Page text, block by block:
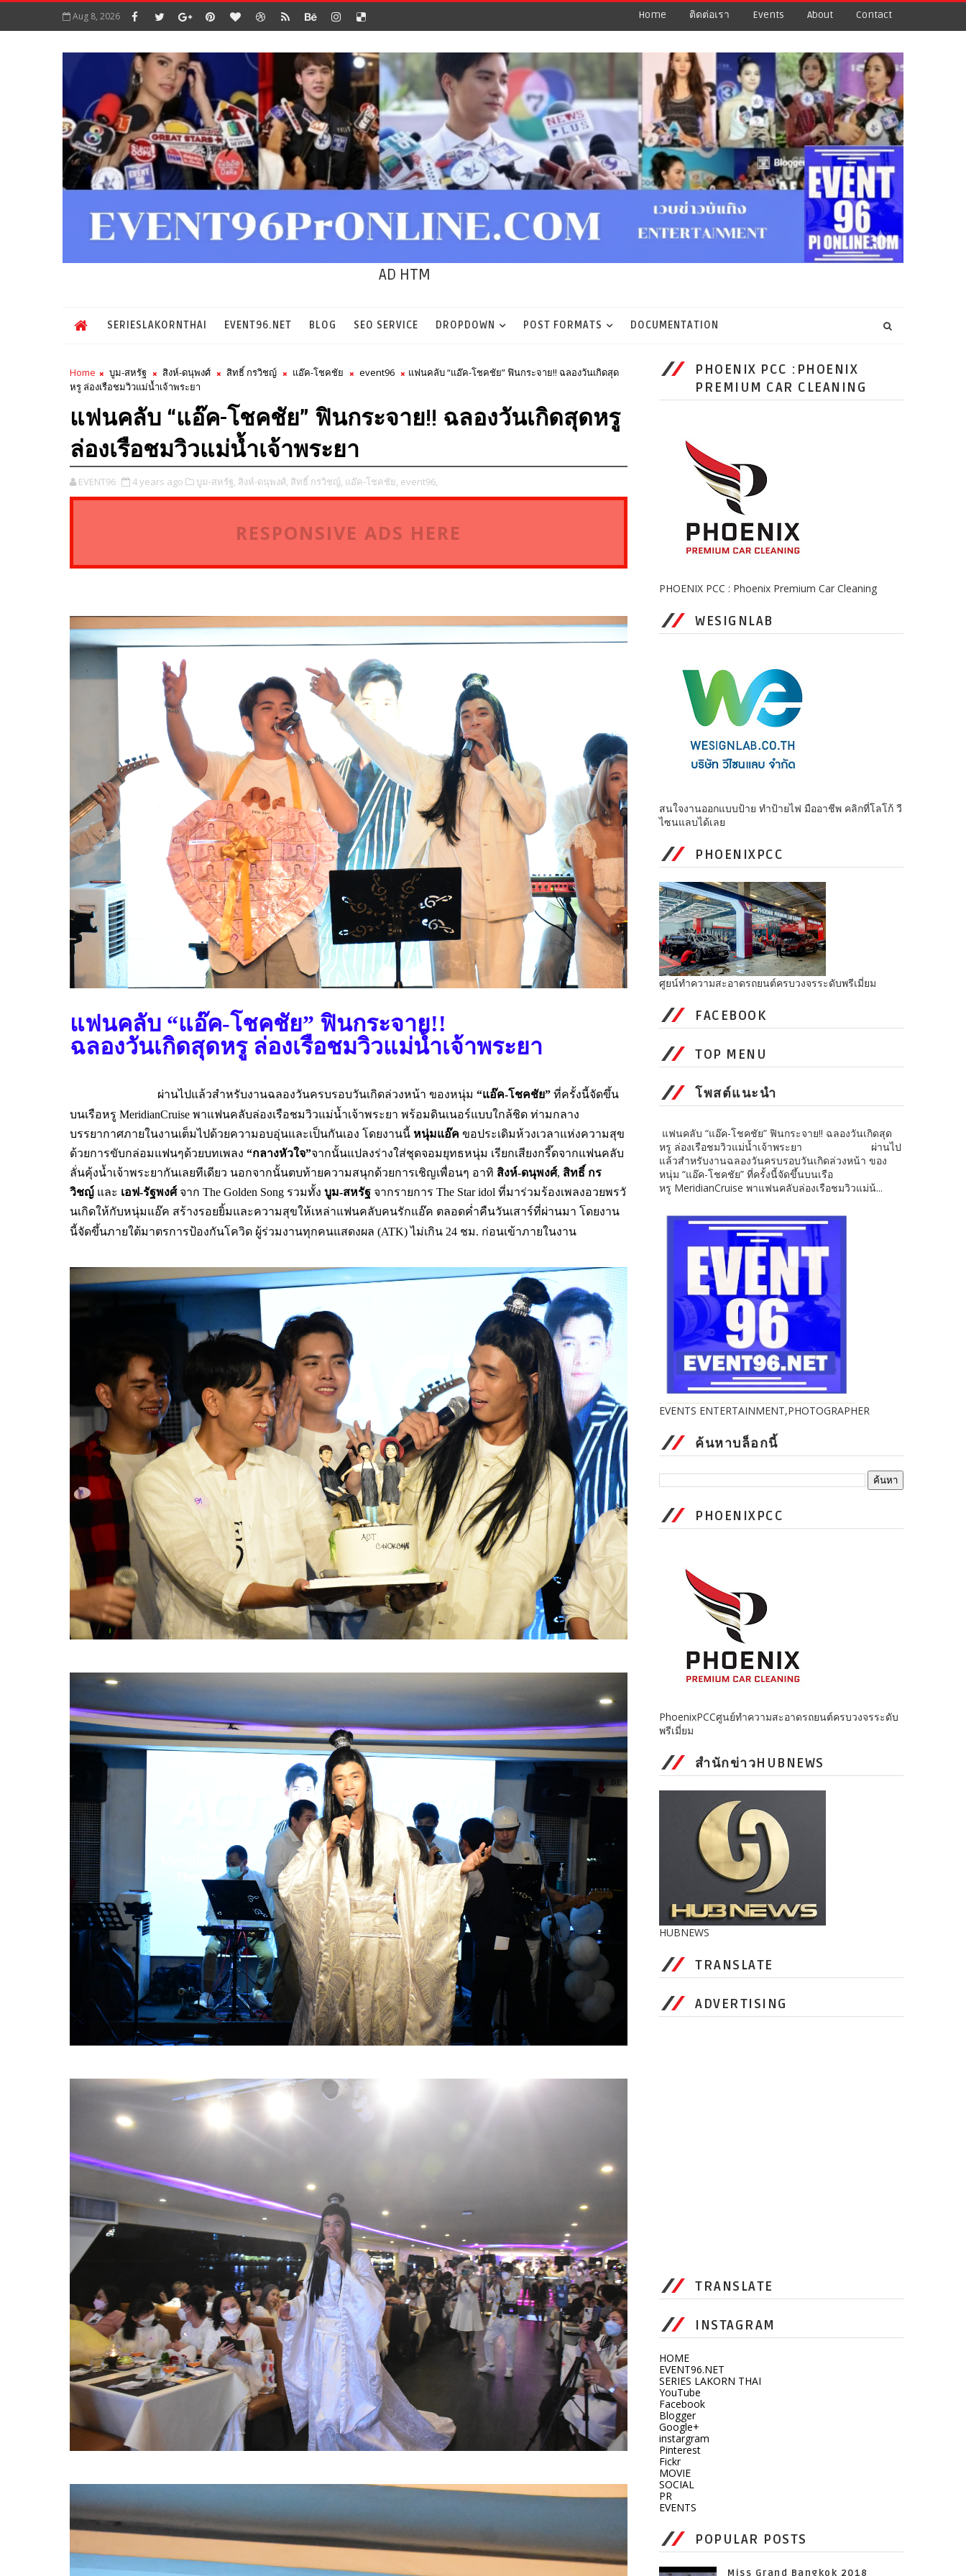
Aug 8, 2026 Home ติดต่อเรา Events About Contact
AD HTM
SERIESLAKORNTHAI EVENT96.NET BLOG SEO SERVICE DROPDOWN POST FORMATS DOCUMENTATION
Home บูม-สหรัฐ สิงห์-ดนุพงศ์ สิทธิ์ กรวิชญ์ แอ๊ค-โชคชัย event96
แฟนคลับ “แอ๊ค-โชคชัย” ฟินกระจาย!! ฉลองวันเกิดสุด
หรู ล่องเรือชมวิวแม่น้ำเจ้าพระยา
แฟนคลับ “แอ๊ค-โชคชัย” ฟินกระจาย!! ฉลองวันเกิดสุดหรู
ล่องเรือชมวิวแม่น้ำเจ้าพระยา
EVENT96 4 years ago บูม-สหรัฐ, สิงห์-ดนุพงศ์, สิทธิ์ กรวิชญ์, แอ๊ค-โชคชัย, event96,
RESPONSIVE ADS HERE
แฟนคลับ “แอ๊ค-โชคชัย” ฟินกระจาย!!
ฉลองวันเกิดสุดหรู ล่องเรือชมวิวแม่น้ำเจ้าพระยา
ผ่านไปแล้วสำหรับงานฉลองวันครบรอบวันเกิดล่วงหน้า ของหนุ่ม “แอ๊ค-โชคชัย” ที่ครั้งนี้จัดขึ้น
บนเรือหรู MeridianCruise พาแฟนคลับล่องเรือชมวิวแม่น้ำเจ้าพระยา พร้อมดินเนอร์แบบใกล้ชิด ท่ามกลาง
บรรยากาศภายในงานเต็มไปด้วยความอบอุ่นและเป็นกันเอง โดยงานนี้ หนุ่มแอ๊ค ขอประเดิมห้วงเวลาแห่งความสุข
ด้วยการขับกล่อมแฟนๆด้วยบทเพลง “กลางหัวใจ”จากนั้นแปลงร่างใส่ชุดจอมยุทธหนุ่ม เรียกเสียงกรี๊ดจากแฟนคลับ
ลั่นคุ้งน้ำเจ้าพระยากันเลยทีเดียว นอกจากนั้นตบท้ายความสนุกด้วยการเชิญเพื่อนๆ อาทิ สิงห์-ดนุพงศ์, สิทธิ์ กร
วิชญ์ และ เอฟ-รัฐพงศ์ จาก The Golden Song รวมทั้ง บูม-สหรัฐ จากรายการ The Star idol ที่มาร่วมร้องเพลงอวยพรวั
นเกิดให้กับหนุ่มแอ๊ค สร้างรอยยิ้มและความสุขให้เหล่าแฟนคลับคนรักแอ๊ค ตลอดค่ำคืนวันเสาร์ที่ผ่านมา โดยงาน
นี้จัดขึ้นภายใต้มาตรการป้องกันโควิด ผู้ร่วมงานทุกคนแสดงผล (ATK)ไม่เกิน 24 ชม. ก่อนเข้าภายในงาน
PHOENIX PCC :PHOENIX
PREMIUM CAR CLEANING
PHOENIX PCC : Phoenix Premium Car Cleaning
WESIGNLAB
สนใจงานออกแบบป้าย ทำป้ายไฟ มืออาชีพ คลิกที่โลโก้ วี
ไซนแลบได้เลย
PHOENIXPCC
ศูยน์ทำความสะอาดรถยนต์ครบวงจรระดับพรีเมี่ยม
FACEBOOK
TOP MENU
โพสต์แนะนำ
แฟนคลับ “แอ๊ค-โชคชัย” ฟินกระจาย!! ฉลองวันเกิดสุด
หรู ล่องเรือชมวิวแม่น้ำเจ้าพระยา ผ่านไป
แล้วสำหรับงานฉลองวันครบรอบวันเกิดล่วงหน้า ของ
หนุ่ม “แอ๊ค-โชคชัย” ที่ครั้งนี้จัดขึ้นบนเรือ
หรู MeridianCruise พาแฟนคลับล่องเรือชมวิวแม่น้...
EVENTS ENTERTAINMENT,PHOTOGRAPHER
ค้นหาบล็อกนี้
PHOENIXPCC
PhoenixPCCศูนย์ทำความสะอาดรถยนต์ครบวงจรระดับ
พรีเมี่ยม
สำนักข่าวHUBNEWS
HUBNEWS
TRANSLATE
ADVERTISING
TRANSLATE
INSTAGRAM
HOME
EVENT96.NET
SERIES LAKORN THAI
YouTube
Facebook
Blogger
Google+
instargram
Pinterest
Fickr
MOVIE
SOCIAL
PR
EVENTS
POPULAR POSTS
Miss Grand Bangkok 2018